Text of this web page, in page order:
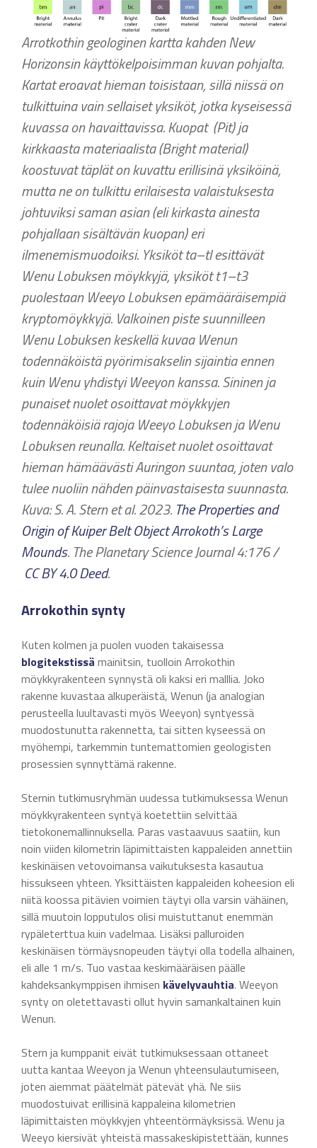
Arrotkothin geologinen kartta kahden New
Horizonsin käyttökelpoisimman kuvan pohjalta.
Kartat eroavat hieman toisistaan, sillä niissä on
tulkittuina vain sellaiset yksiköt, jotka kyseisessä
kuvassa on havaittavissa. Kuopat (Pit) ja
kirkkaasta materiaalista (Bright material)
koostuvat täplät on kuvattu erillisinä yksiköinä,
mutta ne on tulkittu erilaisesta valaistuksesta
johtuviksi saman asian (eli kirkasta ainesta
pohjallaan sisältävän kuopan) eri
ilmenemismuodoiksi. Yksiköt ta–tl esittävät
Wenu Lobuksen möykkyjä, yksikött1–t3
puolestaan Weeyo Lobuksen epämääräisempiä
kryptomöykkyjä. Valkoinen piste suunnilleen
Wenu Lobuksen keskellä kuvaa Wenun
todennäköistä pyörimisakselin sijaintia ennen
kuin Wenu yhdistyi Weeyon kanssa. Sininen ja
punaiset nuolet osoittavat möykkyjen
todennäköisiä rajoja Weeyo Lobuksen ja Wenu
Lobuksen reunalla. Keltaiset nuolet osoittavat
hieman hämäävästi Auringon suuntaa, joten valo
tulee nuoliin nähden päinvastaisesta suunnasta.
Kuva: S. A. Stern et al. 2023. The Properties and
Origin of Kuiper Belt Object Arrokoth’s Large
Mounds. The Planetary Science Journal 4:176 /
CC BY 4.0 Deed.
Arrokothin synty
Kuten kolmen ja puolen vuoden takaisessa
blogitekstissä mainitsin, tuolloin Arrokothin
möykkyrakenteen synnystä oli kaksi eri malllia. Joko
rakenne kuvastaa alkuperäistä, Wenun (ja analogian
perusteella luultavasti myös Weeyon) syntyessä
muodostunutta rakennetta, tai sitten kyseessä on
myöhempi, tarkemmin tuntemattomien geologisten
prosessien synnyttämä rakenne.
Sternin tutkimusryhmän uudessa tutkimuksessa Wenun
möykkyrakenteen syntyä koetettiin selvittää
tietokonemallinnuksella. Paras vastaavuus saatiin, kun
noin viiden kilometrin läpimittaisten kappaleiden annettiin
keskinäisen vetovoimansa vaikutuksesta kasautua
hissukseen yhteen. Yksittäisten kappaleiden koheesion eli
niitä koossa pitävien voimien täytyi olla varsin vähäinen,
sillä muutoin lopputulos olisi muistuttanut enemmän
rypäleterttua kuin vadelmaa. Lisäksi palluroiden
keskinäisen törmäysnopeuden täytyi olla todella alhainen,
eli alle 1 m/s. Tuo vastaa keskimääräisen päälle
kahdeksankymppisen ihmisen kävelyvauhtia. Weeyon
synty on oletettavasti ollut hyvin samankaltainen kuin
Wenun.
Stern ja kumppanit eivät tutkimuksessaan ottaneet
uutta kantaa Weeyon ja Wenun yhteensulautumiseen,
joten aiemmat päätelmät pätevät yhä. Ne siis
muodostuivat erillisinä kappaleina kilometrien
läpimittaisten möykkyjen yhteentörmäyksissä. Wenu ja
Weeyo kiersivät yhteistä massakeskipistettään, kunnes